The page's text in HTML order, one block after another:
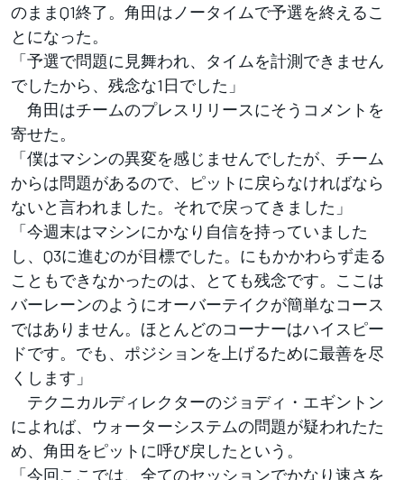
のままQ1終了。角田はノータイムで予選を終えるこ
とになった。
「予選で問題に見舞われ、タイムを計測できません
でしたから、残念な1日でした」
角田はチームのプレスリリースにそうコメントを
寄せた。
「僕はマシンの異変を感じませんでしたが、チーム
からは問題があるので、ピットに戻らなければなら
ないと言われました。それで戻ってきました」
「今週末はマシンにかなり自信を持っていました
し、Q3に進むのが目標でした。にもかかわらず走る
こともできなかったのは、とても残念です。ここは
バーレーンのようにオーバーテイクが簡単なコース
ではありません。ほとんどのコーナーはハイスピー
ドです。でも、ポジションを上げるために最善を尽
くします」
テクニカルディレクターのジョディ・エギントン
によれば、ウォーターシステムの問題が疑われたた
め、角田をピットに呼び戻したという。
「今回ここでは、全てのセッションでかなり速さを